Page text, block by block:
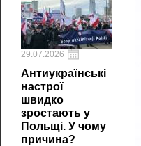
29.07.2026
Антиукраїнські
настрої
швидко
зростають у
Польщі. У чому
причина?